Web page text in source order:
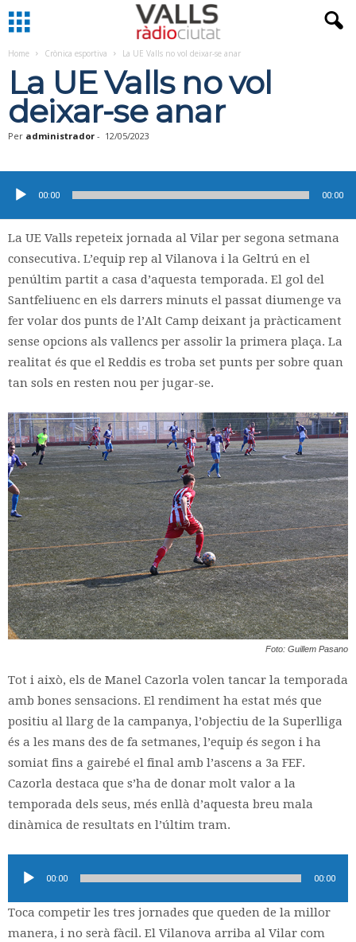
Home Crònica esportiva La UE Valls no vol deixar-se anar
La UE Valls no vol
deixar-se anar
Per administrador - 12/05/2023
d'àudio
00:00 00:00
La UE Valls repeteix jornada al Vilar per segona setmana
consecutiva. L’equip rep al Vilanova i la Geltrú en el
penúltim partit a casa d’aquesta temporada. El gol del
Santfeliuenc en els darrers minuts el passat diumenge va
fer volar dos punts de l’Alt Camp deixant ja pràcticament
sense opcions als vallencs per assolir la primera plaça. La
realitat és que el Reddis es troba set punts per sobre quan
tan sols en resten nou per jugar-se.
Foto: Guillem Pasano
Tot i això, els de Manel Cazorla volen tancar la temporada
amb bones sensacions. El rendiment ha estat més que
positiu al llarg de la campanya, l’objectiu de la Superlliga
és a les mans des de fa setmanes, l’equip és segon i ha
somiat fins a gairebé el final amb l’ascens a 3a FEF.
Cazorla destaca que s’ha de donar molt valor a la
temporada dels seus, més enllà d’aquesta breu mala
dinàmica de resultats en l’últim tram.
d'àudio00:00 00:00
Toca competir les tres jornades que queden de la millor
manera, i no serà fàcil. El Vilanova arriba al Vilar com